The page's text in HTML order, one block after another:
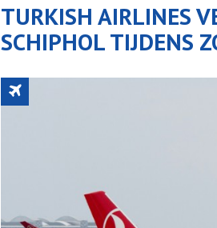
TURKISH AIRLINES
SCHIPHOL TIJDENS